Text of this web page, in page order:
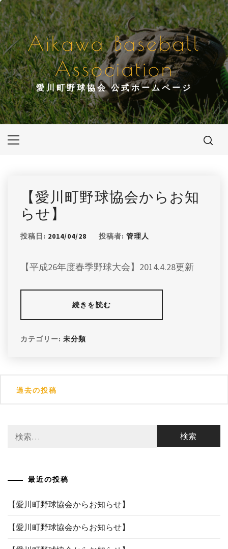
コ
ン
テ
ン
ツ
へ
ス
キ
ッ
プ
Aikawa Baseball
Association
愛川町野球協会 公式ホームページ
メ
【愛川町野球協会からお知
らせ】
投稿日: 2014/04/28 投稿者: 管理人
【平成26年度春季野球大会】2014.4.28更新
続きを読む
カテゴリー: 未分類
過去の投稿
索:
最近の投稿
【愛川町野球協会からお知らせ】
【愛川町野球協会からお知らせ】